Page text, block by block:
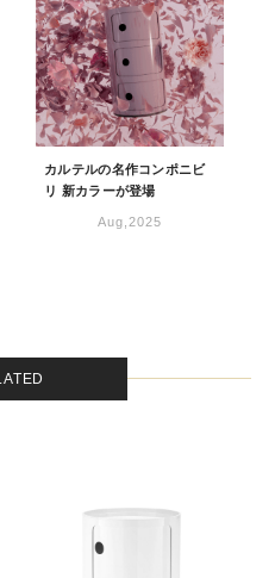
カルテルの名作コンポニビ
リ 新カラーが登場
Aug,2025